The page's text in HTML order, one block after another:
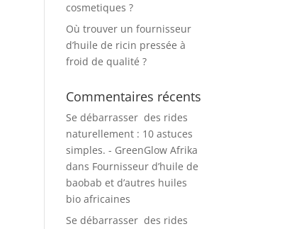
cosmetiques ?
Où trouver un fournisseur
d’huile de ricin pressée à
froid de qualité ?
Commentaires récents
Se débarrasser des rides
naturellement : 10 astuces
simples. - GreenGlow Afrika
dans Fournisseur d’huile de
baobab et d’autres huiles
bio africaines
Se débarrasser des rides